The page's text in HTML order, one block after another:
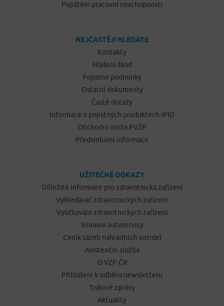
Pojištění pracovní neschopnosti
NEJČASTĚJI HLEDÁTE
Kontakty
Hlášení škod
Pojistné podmínky
Ostatní dokumenty
Časté dotazy
Informace o pojistných produktech IPID
Obchodní místa PVZP
Předsmluvní informace
UŽITEČNÉ ODKAZY
Důležité informace pro zdravotnická zařízení
Vyhledávač zdravotnických zařízení
Vyúčtování zdravotnických zařízení
Smluvní autoservisy
Ceník sazeb náhradních vozidel
Asistenční služba
O VZP ČR
Přihlášení k odběru newsletteru
Tiskové zprávy
Aktuality